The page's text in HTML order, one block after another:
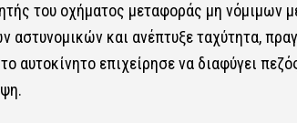
του οχήματος μεταφοράς μη νόμιμων
και ανέπτυξε ταχύτητα,
αυτοκίνητο επιχείρησε να διαφύγει